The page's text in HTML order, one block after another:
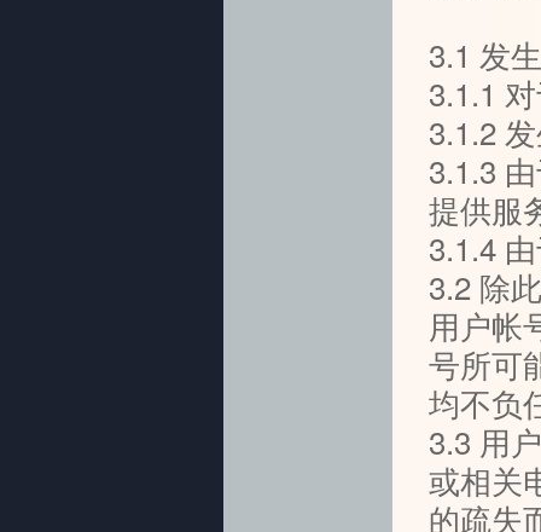
3.1 发
3.1.1
3.1.2
3.1.3
提供服
3.1.4
3.2 除
用户帐
号所可
均不负
3.3 用
或相关
的疏失